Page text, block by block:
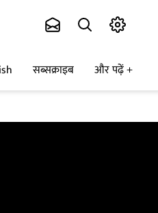
सब्सक्राइब और पढ़ें